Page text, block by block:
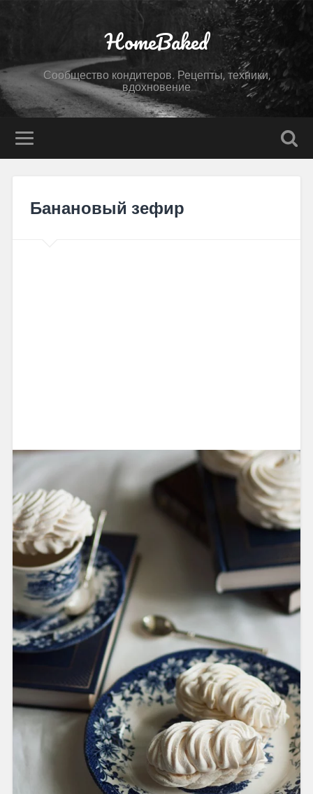
HomeBaked
Сообщество кондитеров. Рецепты, техники,
вдохновение
Банановый зефир